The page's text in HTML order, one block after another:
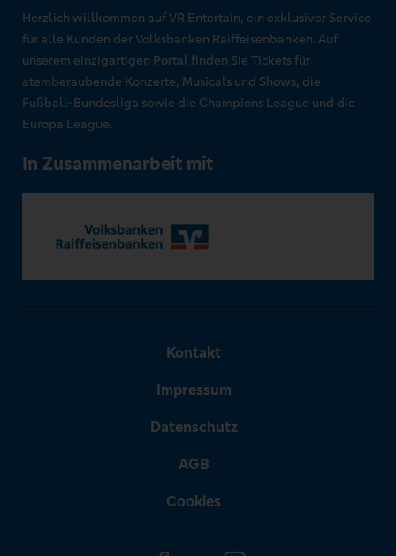
Herzlich willkommen auf VR Entertain, ein exklusiver Service
für alle Kunden der Volksbanken Raiffeisenbanken. Auf
unserem einzigartigen Portal finden Sie Tickets für
atemberaubende Konzerte, Musicals und Shows, die
Fußball-Bundesliga sowie die Champions League und die
Europa League.
In Zusammenarbeit mit
Kontakt
Impressum
Datenschutz
AGB
Cookies